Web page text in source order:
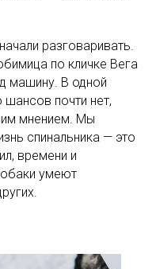
разговаривать.
по кличке Вега
машину. В одной
почти нет,
мнением. Мы
спинальника — это
времени и
умеют